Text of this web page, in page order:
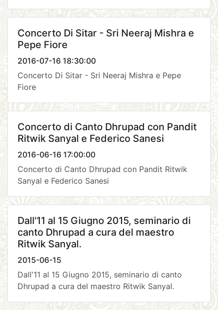
Concerto Di Sitar - Sri Neeraj Mishra e
Pepe Fiore
2016-07-16 18:30:00
Concerto Di Sitar - Sri Neeraj Mishra e Pepe
Fiore
Concerto di Canto Dhrupad con Pandit
Ritwik Sanyal e Federico Sanesi
2016-06-16 17:00:00
Concerto di Canto Dhrupad con Pandit Ritwik
Sanyal e Federico Sanesi
Dall'11 al 15 Giugno 2015, seminario di
canto Dhrupad a cura del maestro
Ritwik Sanyal.
2015-06-15
Dall'11 al 15 Giugno 2015, seminario di canto
Dhrupad a cura del maestro Ritwik Sanyal.